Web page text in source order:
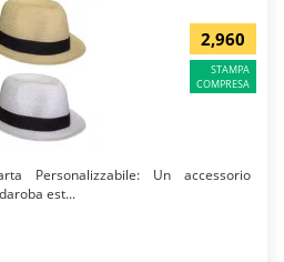
2,960
STAMPA
COMPRESA
Personalizzabile: Un accessorio
est...